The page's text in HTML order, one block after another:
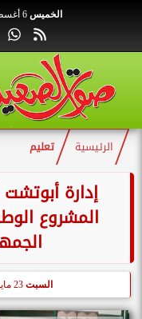
الخميس
الرئيسية تعليم
إدارة
المشروع
السبت